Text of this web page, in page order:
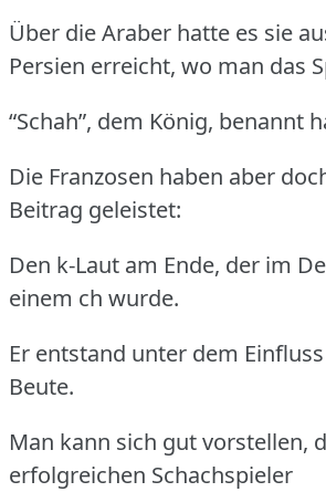
Über die Araber hatte es sie
Persien erreicht, wo man das
“Schah”, dem König, benannt
Die Franzosen haben aber
Beitrag geleistet:
Den k-Laut am Ende, der im
einem ch wurde.
Er entstand unter dem Einfluss
Beute.
Man kann sich gut vorstellen,
erfolgreichen Schachspieler